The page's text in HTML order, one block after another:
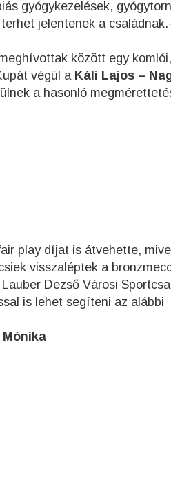
gyógykezelések,
jelentenek a családnak.-
között egy
végül a Káli Lajos –
a hasonló
play díjat is átvehette,
visszaléptek a
Dezső Városi
is lehet segíteni az alábbi
Mónika